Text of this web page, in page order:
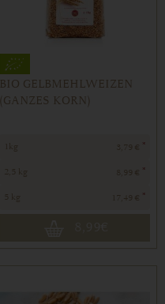
BIO GELBMEHLWEIZEN
(GANZES KORN)
1kg 3,79 € *
2,5 kg 8,99 € *
5 kg 17,49 € *